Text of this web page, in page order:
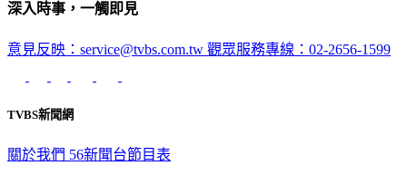
深入時事，一觸即見
意見反映：service@tvbs.com.tw 觀眾服務專線：02-2656-1599
TVBS新聞網
關於我們 56新聞台節目表